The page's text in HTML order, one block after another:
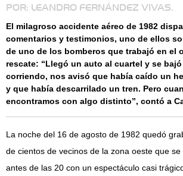
POR: LEANDRO FERNÁNDEZ VIVAS.
El milagroso accidente aéreo de 1982
comentarios y testimonios, uno de ellos
de uno de los bomberos que trabajó en el
rescate: “Llegó un auto al cuartel y se
corriendo, nos avisó que había caído un
y que había descarrilado un tren. Pero
encontramos con algo distinto”, contó a
La noche del 16 de agosto de 1982 quedó
de cientos de vecinos de la zona oeste que
antes de las 20 con un espectáculo casi